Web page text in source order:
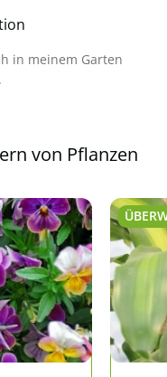
in meinem Garten
von Pflanzen